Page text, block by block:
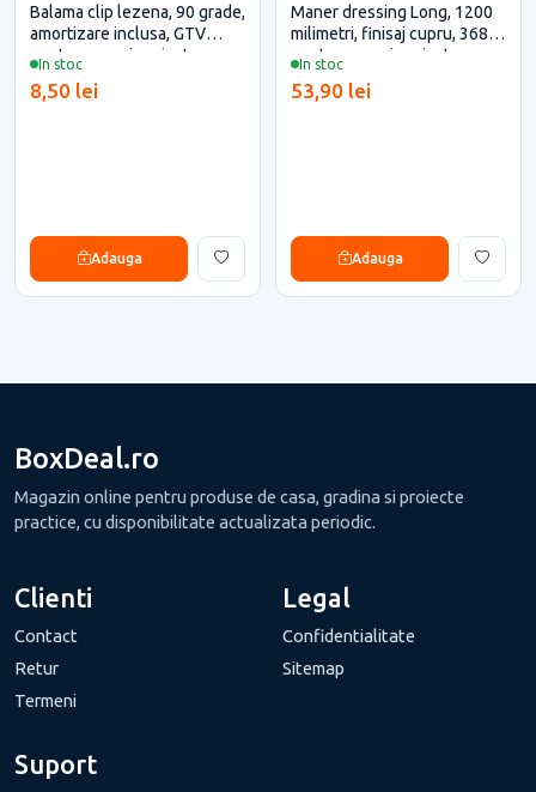
In stoc
Balama clip lezena, 90 grade,
amortizare inclusa, GTV
pentru casa si proiecte
8,50 lei
Adauga
In stoc
Maner dressing Long, 1200
milimetri, finisaj cupru, 368x3
pentru casa si proiecte
53,90 lei
Adauga
BoxDeal.ro
Magazin online pentru produse de casa, gradina si proiecte
practice, cu disponibilitate actualizata periodic.
Clienti
Contact
Retur
Termeni
Legal
Confidentialitate
Sitemap
Suport